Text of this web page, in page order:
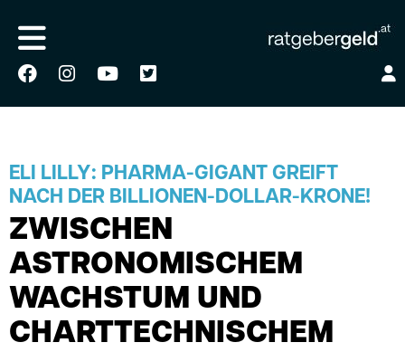
ELI LILLY: PHARMA-GIGANT GREIFT
NACH DER BILLIONEN-DOLLAR-KRONE!
ZWISCHEN
ASTRONOMISCHEM
WACHSTUM UND
CHARTTECHNISCHEM